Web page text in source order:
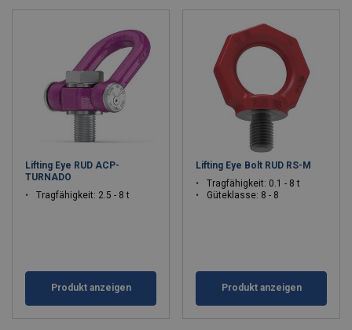
Lifting Eye RUD ACP-
TURNADO
Tragfähigkeit: 2.5 - 8 t
Produkt anzeigen
Lifting Eye Bolt RUD RS-M
Tragfähigkeit: 0.1 - 8 t
Güteklasse: 8 - 8
Produkt anzeigen